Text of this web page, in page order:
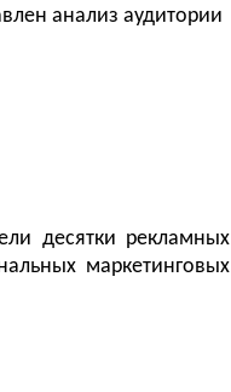
анализ аудитории
десятки рекламных
маркетинговых